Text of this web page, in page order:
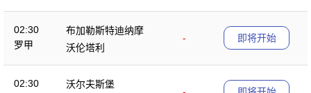
02:30
罗甲
布加勒斯特迪纳摩
-
沃伦塔利
即将开始
02:30
沃尔夫斯堡